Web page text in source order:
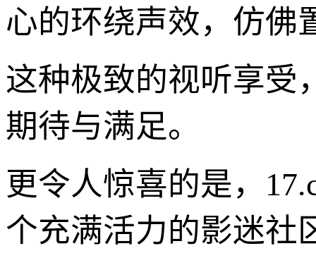
心的环绕声效，仿佛
这种极致的视听享受
期待与满足。
更令人惊喜的是，
个充满活力的影迷社